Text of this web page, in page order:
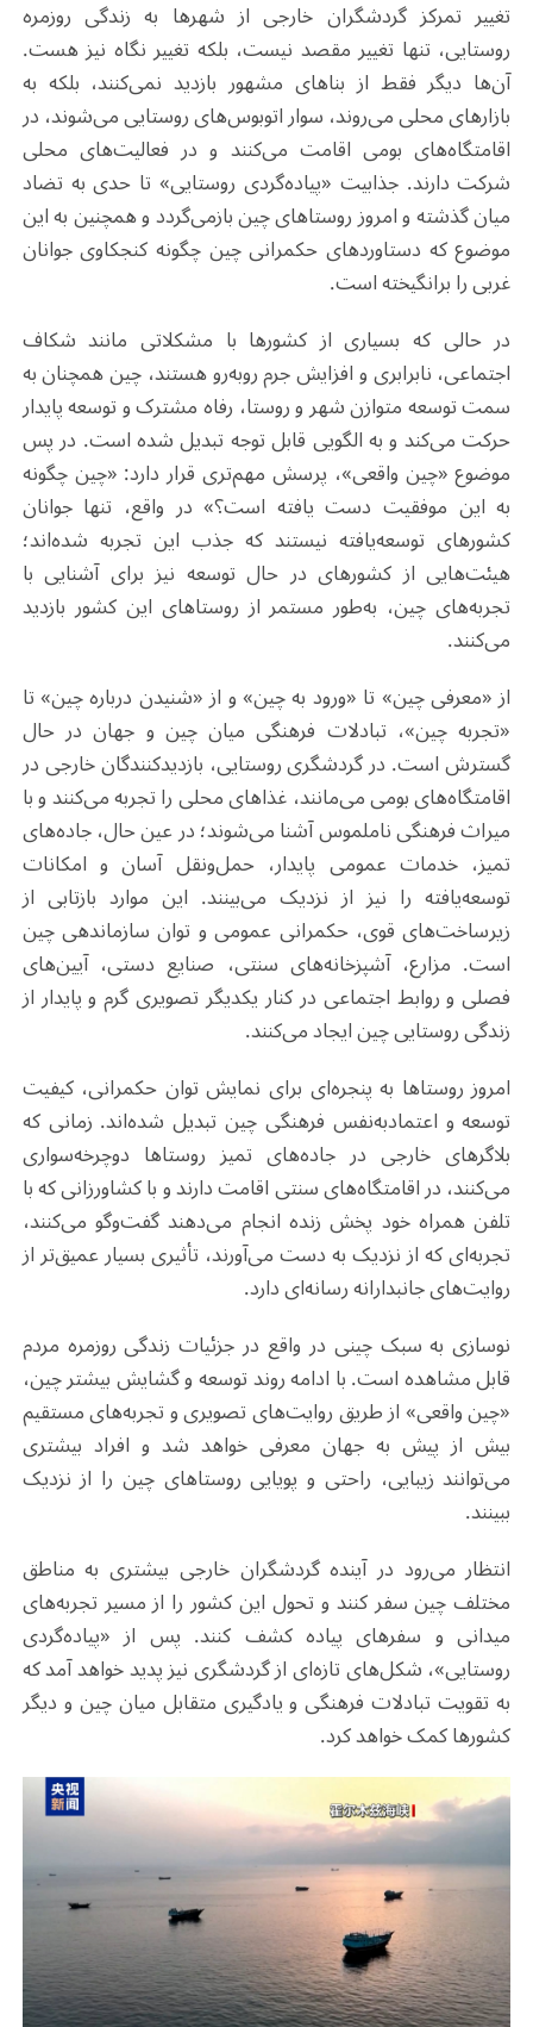
تغییر تمرکز گردشگران خارجی از شهرها به زندگی روزمره
روستایی، تنها تغییر مقصد نیست، بلکه تغییر نگاه نیز هست.
آن‌ها دیگر فقط از بناهای مشهور بازدید نمی‌کنند، بلکه به
بازارهای محلی می‌روند، سوار اتوبوس‌های روستایی می‌شوند، در
اقامتگاه‌های بومی اقامت می‌کنند و در فعالیت‌های محلی
شرکت دارند. جذابیت «پیاده‌گردی روستایی» تا حدی به تضاد
میان گذشته و امروز روستاهای چین بازمی‌گردد و همچنین به این
موضوع که دستاوردهای حکمرانی چین چگونه کنجکاوی جوانان
غربی را برانگیخته است.
در حالی که بسیاری از کشورها با مشکلاتی مانند شکاف
اجتماعی، نابرابری و افزایش جرم روبه‌رو هستند، چین همچنان به
سمت توسعه متوازن شهر و روستا، رفاه مشترک و توسعه پایدار
حرکت می‌کند و به الگویی قابل توجه تبدیل شده است. در پس
موضوع «چین واقعی»، پرسش مهم‌تری قرار دارد: «چین چگونه
به این موفقیت دست یافته است؟» در واقع، تنها جوانان
کشورهای توسعه‌یافته نیستند که جذب این تجربه شده‌اند؛
هیئت‌هایی از کشورهای در حال توسعه نیز برای آشنایی با
تجربه‌های چین، به‌طور مستمر از روستاهای این کشور بازدید
می‌کنند.
از «معرفی چین» تا «ورود به چین» و از «شنیدن درباره چین» تا
«تجربه چین»، تبادلات فرهنگی میان چین و جهان در حال
گسترش است. در گردشگری روستایی، بازدیدکنندگان خارجی در
اقامتگاه‌های بومی می‌مانند، غذاهای محلی را تجربه می‌کنند و با
میراث فرهنگی ناملموس آشنا می‌شوند؛ در عین حال، جاده‌های
تمیز، خدمات عمومی پایدار، حمل‌ونقل آسان و امکانات
توسعه‌یافته را نیز از نزدیک می‌بینند. این موارد بازتابی از
زیرساخت‌های قوی، حکمرانی عمومی و توان سازماندهی چین
است. مزارع، آشپزخانه‌های سنتی، صنایع دستی، آیین‌های
فصلی و روابط اجتماعی در کنار یکدیگر تصویری گرم و پایدار از
زندگی روستایی چین ایجاد می‌کنند.
امروز روستاها به پنجره‌ای برای نمایش توان حکمرانی، کیفیت
توسعه و اعتمادبه‌نفس فرهنگی چین تبدیل شده‌اند. زمانی که
بلاگرهای خارجی در جاده‌های تمیز روستاها دوچرخه‌سواری
می‌کنند، در اقامتگاه‌های سنتی اقامت دارند و با کشاورزانی که با
تلفن همراه خود پخش زنده انجام می‌دهند گفت‌وگو می‌کنند،
تجربه‌ای که از نزدیک به دست می‌آورند، تأثیری بسیار عمیق‌تر از
روایت‌های جانبدارانه رسانه‌ای دارد.
نوسازی به سبک چینی در واقع در جزئیات زندگی روزمره مردم
قابل مشاهده است. با ادامه روند توسعه و گشایش بیشتر چین،
«چین واقعی» از طریق روایت‌های تصویری و تجربه‌های مستقیم
بیش از پیش به جهان معرفی خواهد شد و افراد بیشتری
می‌توانند زیبایی، راحتی و پویایی روستاهای چین را از نزدیک
ببینند.
انتظار می‌رود در آینده گردشگران خارجی بیشتری به مناطق
مختلف چین سفر کنند و تحول این کشور را از مسیر تجربه‌های
میدانی و سفرهای پیاده کشف کنند. پس از «پیاده‌گردی
روستایی»، شکل‌های تازه‌ای از گردشگری نیز پدید خواهد آمد که
به تقویت تبادلات فرهنگی و یادگیری متقابل میان چین و دیگر
کشورها کمک خواهد کرد.